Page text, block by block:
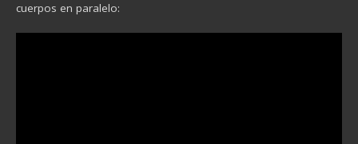
cuerpos en paralelo: